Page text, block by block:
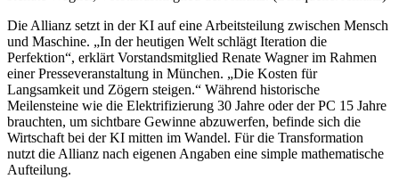
Die Allianz setzt in der KI auf eine Arbeitsteilung zwischen Mensch
und Maschine. „In der heutigen Welt schlägt Iteration die
Perfektion“, erklärt Vorstandsmitglied Renate Wagner im Rahmen
einer Presseveranstaltung in München. „Die Kosten für
Langsamkeit und Zögern steigen.“ Während historische
Meilensteine wie die Elektrifizierung 30 Jahre oder der PC 15 Jahre
brauchten, um sichtbare Gewinne abzuwerfen, befinde sich die
Wirtschaft bei der KI mitten im Wandel. Für die Transformation
nutzt die Allianz nach eigenen Angaben eine simple mathematische
Aufteilung.